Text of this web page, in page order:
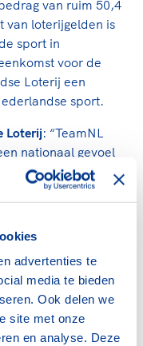
advertenties te
media te bieden
Ook delen we
site met onze
en analyse. Deze
van ruim 50,4
van loterijgelden is
sport in
voor de
Loterij een
sport.
Loterij: “TeamNL
nationaal gevoel
WK’s, de
Spelen. TeamNL
wat Nederlandse
aan te
hele Nederlandse
voor een
: “TeamNL is het